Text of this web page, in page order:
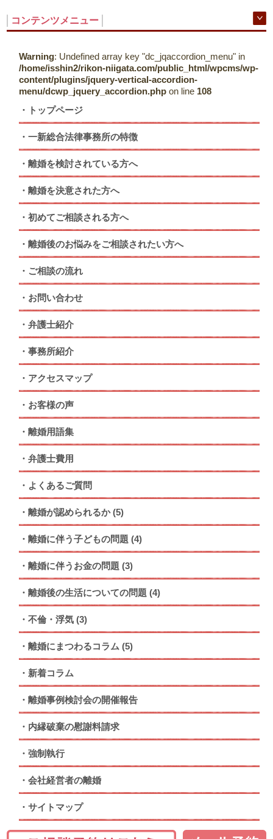
コンテンツメニュー
Warning: Undefined array key "dc_jqaccordion_menu" in
/home/isshin2/rikon-niigata.com/public_html/wpcms/wp-
content/plugins/jquery-vertical-accordion-
menu/dcwp_jquery_accordion.php on line 108
トップページ
一新総合法律事務所の特徴
離婚を検討されている方へ
離婚を決意された方へ
初めてご相談される方へ
離婚後のお悩みをご相談されたい方へ
ご相談の流れ
お問い合わせ
弁護士紹介
事務所紹介
アクセスマップ
お客様の声
離婚用語集
弁護士費用
よくあるご質問
離婚が認められるか (5)
離婚に伴う子どもの問題 (4)
離婚に伴うお金の問題 (3)
離婚後の生活についての問題 (4)
不倫・浮気 (3)
離婚にまつわるコラム (5)
新着コラム
離婚事例検討会の開催報告
内縁破棄の慰謝料請求
強制執行
会社経営者の離婚
サイトマップ